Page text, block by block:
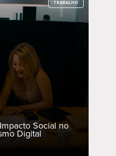
TRABALHO
Social no
Digital
TRABALHO